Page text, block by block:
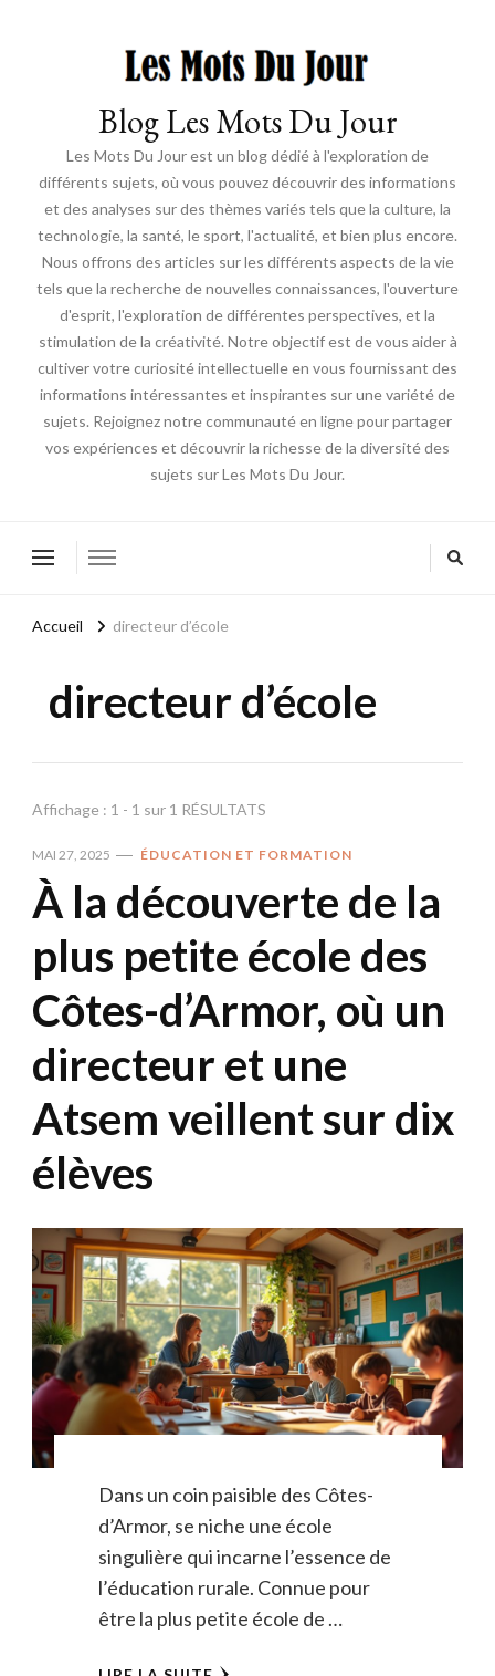
Blog Les Mots Du Jour
Les Mots Du Jour est un blog dédié à l'exploration de
différents sujets, où vous pouvez découvrir des informations
et des analyses sur des thèmes variés tels que la culture, la
technologie, la santé, le sport, l'actualité, et bien plus encore.
Nous offrons des articles sur les différents aspects de la vie
tels que la recherche de nouvelles connaissances, l'ouverture
d'esprit, l'exploration de différentes perspectives, et la
stimulation de la créativité. Notre objectif est de vous aider à
cultiver votre curiosité intellectuelle en vous fournissant des
informations intéressantes et inspirantes sur une variété de
sujets. Rejoignez notre communauté en ligne pour partager
vos expériences et découvrir la richesse de la diversité des
sujets sur Les Mots Du Jour.
Accueil directeur d’école
directeur d’école
Affichage : 1 - 1 sur 1 RÉSULTATS
MAI 27, 2025 ÉDUCATION ET FORMATION
À la découverte de la
plus petite école des
Côtes-d’Armor, où un
directeur et une
Atsem veillent sur dix
élèves
Dans un coin paisible des Côtes-
d’Armor, se niche une école
singulière qui incarne l’essence de
l’éducation rurale. Connue pour
être la plus petite école de …